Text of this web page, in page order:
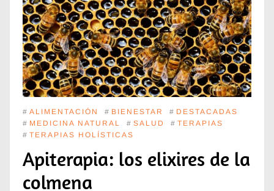
# ALIMENTACIÓN # BIENESTAR # DESTACADAS
# MEDICINA NATURAL # SALUD # TERAPIAS
# TERAPIAS HOLÍSTICAS
Apiterapia: los elixires de la
colmena